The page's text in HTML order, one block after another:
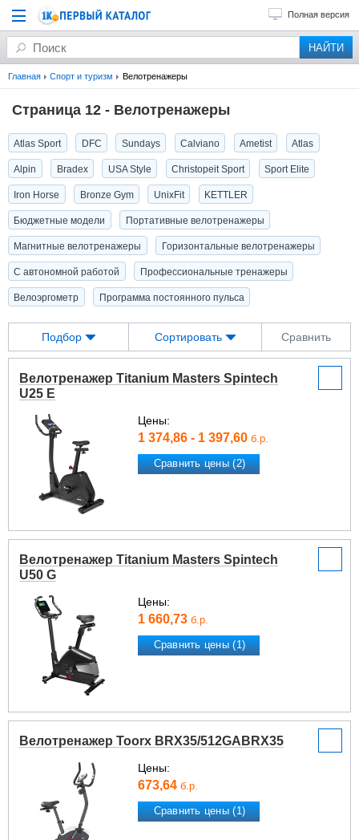
Полная версия
Главная Спорт и туризм Велотренажеры
Страница 12 - Велотренажеры
Atlas Sport DFC Sundays Calviano Ametist Atlas
Alpin Bradex USA Style Christopeit Sport Sport Elite
Iron Horse Bronze Gym UnixFit KETTLER
Бюджетные модели Портативные велотренажеры
Магнитные велотренажеры Горизонтальные велотренажеры
С автономной работой Профессиональные тренажеры
Велоэргометр Программа постоянного пульса
Подбор Сортировать Сравнить
Велотренажер Titanium Masters Spintech
U25 E
Цены:
1 374,86 - 1 397,60 б.р.
Сравнить цены (2)
Велотренажер Titanium Masters Spintech
U50 G
Цены:
1 660,73 б.р.
Сравнить цены (1)
Велотренажер Toorx BRX35/512GABRX35
Цены:
673,64 б.р.
Сравнить цены (1)